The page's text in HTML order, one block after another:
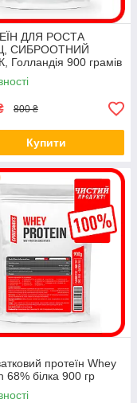
ДЛЯ РОСТА
СИБРООТНИЙ
Голландія 900 грамів
800 ₴
Купити
протеїн Whey
68% білка 900 гр